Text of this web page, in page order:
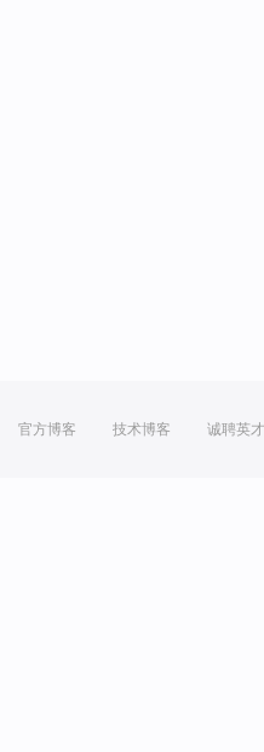
官方博客 技术博客 诚聘英才